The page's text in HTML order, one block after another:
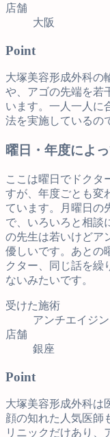
店舗
大阪
Point
大塚美容形成外科の
や、アゴの先端を若
います。一人一人に
法を実施しているの
曜日・年度によ
ここは曜日でドクタ
すが、年度ごとも変
ています。月曜日の
で、いろいろと相談
の先生は若いけどア
優しいです。あとの
クター、同じ話を繰
ないみたいです。
受けた施術
アンチエイジ
店舗
銀座
Point
大塚美容形成外科は
顔の知れた人気医師
リニックだけあり、